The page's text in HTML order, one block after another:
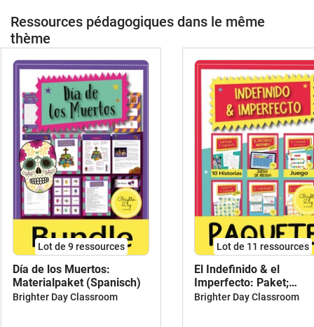
Ressources pédagogiques dans le même
thème
Lot de 9 ressources
Día de los Muertos:
Materialpaket (Spanisch)
Brighter Day Classroom
Lot de 11 ressources
El Indefinido & el
Imperfecto: Paket;
Aktivitäten (Spanisch)
Brighter Day Classroom